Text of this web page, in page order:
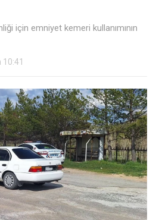
için emniyet kemeri kullanımının